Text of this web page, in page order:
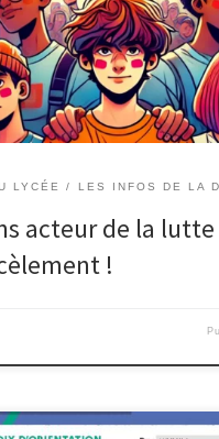
ambassadeur !
Candidate
LYCÉE LES INFOS DE LA
acteur de la
!